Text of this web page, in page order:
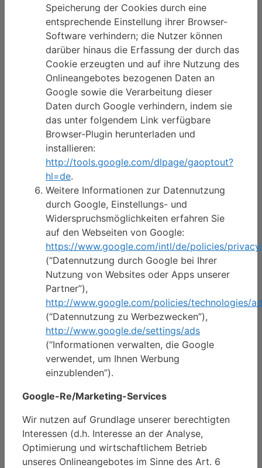
Speicherung der Cookies durch eine
entsprechende Einstellung ihrer Browser-
Software verhindern; die Nutzer können
darüber hinaus die Erfassung der durch das
Cookie erzeugten und auf ihre Nutzung des
Onlineangebotes bezogenen Daten an
Google sowie die Verarbeitung dieser
Daten durch Google verhindern, indem sie
das unter folgendem Link verfügbare
Browser-Plugin herunterladen und
installieren:
http://tools.google.com/dlpage/gaoptout?
hl=de.
Weitere Informationen zur Datennutzung
durch Google, Einstellungs- und
Widerspruchsmöglichkeiten erfahren Sie
auf den Webseiten von Google:
https://www.google.com/intl/de/policies/
(“Datennutzung durch Google bei Ihrer
Nutzung von Websites oder Apps unserer
Partner”),
http://www.google.com/policies/technologies/
(“Datennutzung zu Werbezwecken”),
http://www.google.de/settings/ads
(“Informationen verwalten, die Google
verwendet, um Ihnen Werbung
einzublenden”).
Google-Re/Marketing-Services
Wir nutzen auf Grundlage unserer berechtigten
Interessen (d.h. Interesse an der Analyse,
Optimierung und wirtschaftlichem Betrieb
unseres Onlineangebotes im Sinne des Art. 6